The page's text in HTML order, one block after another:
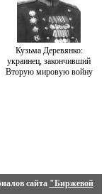
Кузьма Деревянко:
украинец, закончивший
Вторую мировую войну
сайта "Биржевой